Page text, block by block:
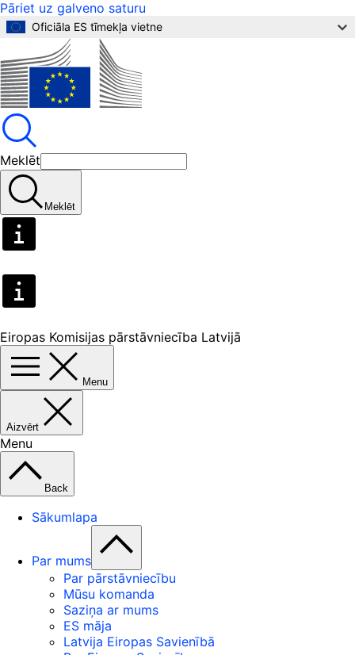
Pāriet uz galveno saturu
Oficiāla ES tīmekļa vietne
Meklēt
Meklēt
Eiropas Komisijas pārstāvniecība Latvijā
Menu
Aizvērt
Menu
Back
Sākumlapa
Par mums
Par pārstāvniecību
Mūsu komanda
Saziņa ar mums
ES māja
Latvija Eiropas Savienībā